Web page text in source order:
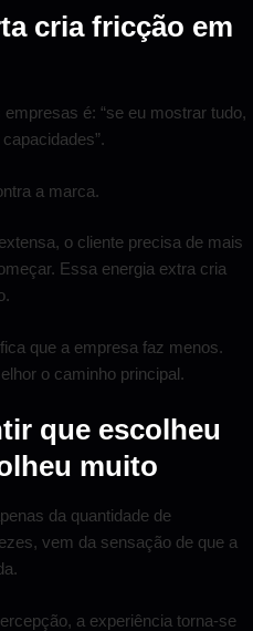
cria fricção em
é: “se eu mostrar tudo,
a marca.
o cliente precisa de mais
Essa energia extra cria
que a empresa faz menos.
o caminho principal.
que escolheu
muito
da quantidade de
vem da sensação de que a
a experiência torna-se